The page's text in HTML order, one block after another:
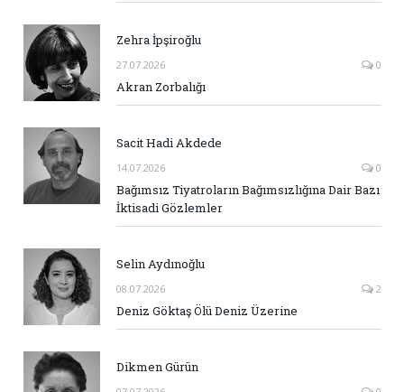
Zehra İpşiroğlu
27.07.2026 0
Akran Zorbalığı
Sacit Hadi Akdede
14.07.2026 0
Bağımsız Tiyatroların Bağımsızlığına Dair Bazı
İktisadi Gözlemler
Selin Aydınoğlu
08.07.2026 2
Deniz Göktaş Ölü Deniz Üzerine
Dikmen Gürün